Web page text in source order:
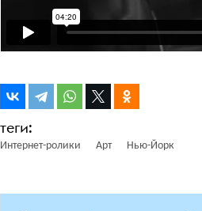
Интернет-ролики Арт Нью-Йорк